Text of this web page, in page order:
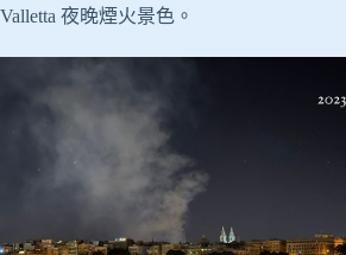
Valletta 夜晚煙火景色。